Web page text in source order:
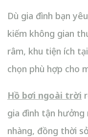
Dù gia đình bạn
kiếm không gian
râm, khu tiện ích
chọn phù hợp cho
Hồ bơi ngoài trời
gia đình tận
nhàng, đồng thời